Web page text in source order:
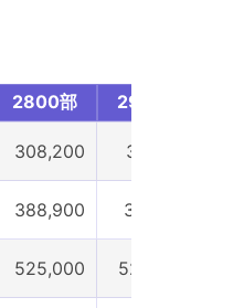
1,064,700
1,133,800
2800部 2900部
308,200 312,100
388,900 394,100
525,000 529,500